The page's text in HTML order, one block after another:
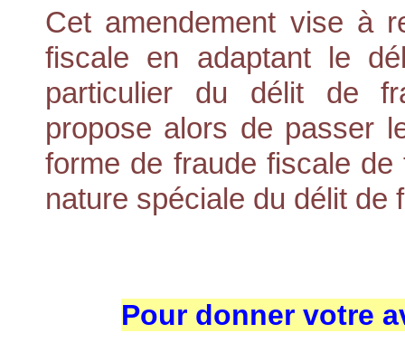
Cet amendement vise à
fiscale en adaptant le
particulier du délit de
propose alors de passer
forme de fraude fiscale
nature spéciale du délit de
Pour donner votre